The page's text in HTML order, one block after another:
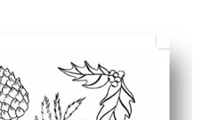
ideal para los descansos
práctica de motricidad
como manteles individuales,